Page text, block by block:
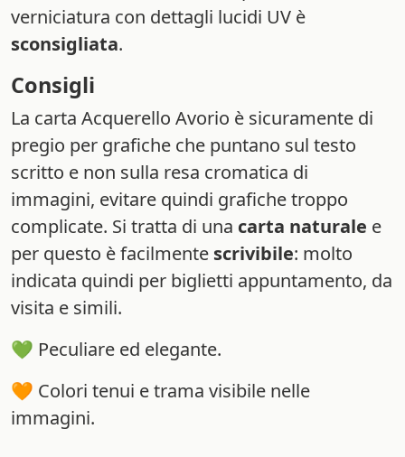
verniciatura con dettagli lucidi UV è
sconsigliata.
Consigli
La carta Acquerello Avorio è sicuramente di
pregio per grafiche che puntano sul testo
scritto e non sulla resa cromatica di
immagini, evitare quindi grafiche troppo
complicate. Si tratta di una carta naturale e
per questo è facilmente scrivibile: molto
indicata quindi per biglietti appuntamento, da
visita e simili.
💚 Peculiare ed elegante.
🧡 Colori tenui e trama visibile nelle
immagini.